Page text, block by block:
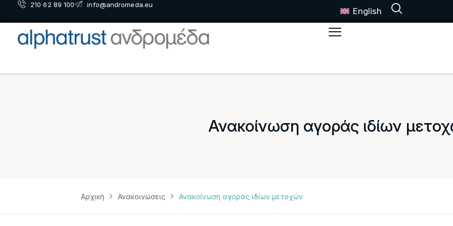
210 62 89 100 info@andromeda.eu
English
Ανακοίνωση αγοράς ιδίων
Αρχική Ανακοινώσεις Ανακοίνωση αγοράς ιδίων μετοχών